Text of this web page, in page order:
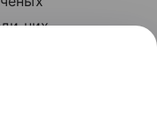
них —
и